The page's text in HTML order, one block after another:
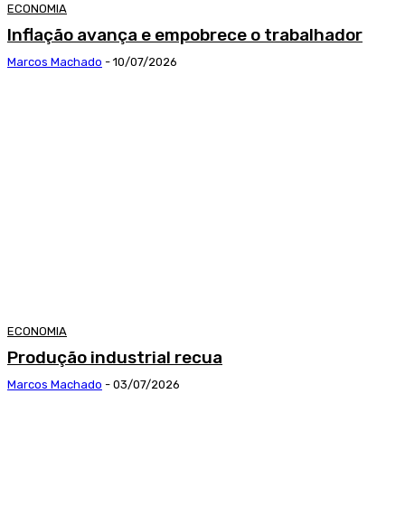
ECONOMIA
Inflação avança e empobrece o trabalhador
Marcos Machado - 10/07/2026
ECONOMIA
Produção industrial recua
Marcos Machado - 03/07/2026